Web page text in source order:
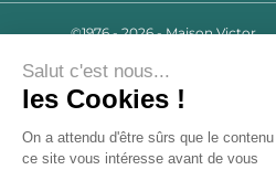
©1976 - 2026 - Maison Victor
Mentions légales
C.G.V.
Politique de confidentialité
FAQ
Salut c'est nous...
les Cookies !
On a attendu d'être sûrs que le
ce site vous intéresse avant de vous